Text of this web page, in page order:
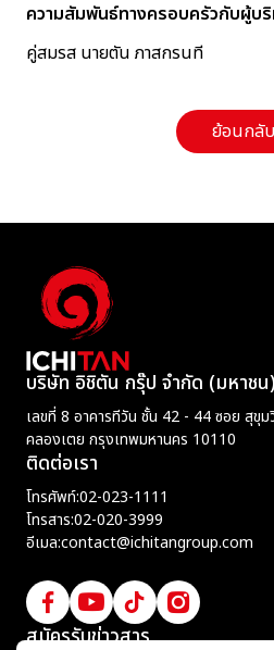
ความสัมพันธ์ทางครอบครัวกับผู้บ
คู่สมรส นายตัน ภาสกรนที
ย้อนกลับ
บริษัท อิชิตัน กรุ๊ป จำกัด (มหาชน)
เลขที่ 8 อาคารทีวัน ชั้น 42 - 44 ซอย สุขุ
คลองเตย กรุงเทพมหานคร 10110
ติดต่อเรา
โทรศัพท์:02-023-1111
โทรสาร:02-020-3999
อีเมล:contact@ichitangroup.com
สมัครรับข่าวสาร